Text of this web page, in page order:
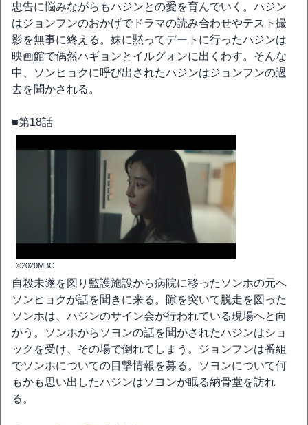
忠告に悩みながらもハジンとの愛を育んでいく。ハジン
はジョンフンのおかげでドラマの読み合わせやテスト撮
影を無事に終える。妹に黙ってデートに行ったハジンは
映画館で偶然ハギョンとイルグォンに出くわす。そんな
中、ソンヒョクに呼び出されたハジンはジョンフンの過
去を聞かされる。
■第18話
©2020MBC
自殺未遂を図り監護施設から病院に移ったソンホの元へ
ソンヒョクが話を聞きに来る。隙を突いて脱走を図った
ソンホは、ハジンのサイン会が行われている現場へと向
かう。ソンホからソヨンの話を聞かされたハジンはショ
ックを受け、その場で倒れてしまう。ジョンフンは番組
でソンホについての目撃情報を募る。ソヨンについて何
もかも思い出したハジンはソヨンが眠る納骨堂を訪れ
る。